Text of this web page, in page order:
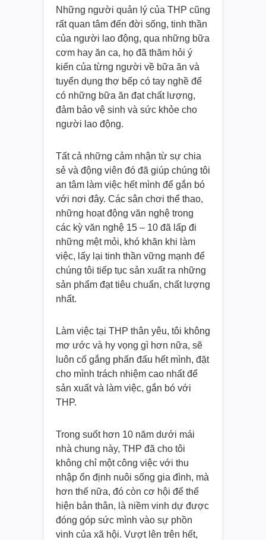
Những người quản lý của THP cũng
rất quan tâm đến đời sống, tinh thần
của người lao động, qua những bữa
cơm hay ăn ca, họ đã thăm hỏi ý
kiến của từng người về bữa ăn và
tuyển dụng thợ bếp có tay nghề để
có những bữa ăn đạt chất lượng,
đảm bảo vệ sinh và sức khỏe cho
người lao động.
Tất cả những cảm nhận từ sự chia
sẻ và động viên đó đã giúp chúng tôi
an tâm làm việc hết mình để gắn bó
với nơi đây. Các sân chơi thể thao,
những hoạt động văn nghệ trong
các kỳ văn nghệ 15 – 10 đã lấp đi
những mệt mỏi, khó khăn khi làm
việc, lấy lại tinh thần vững mạnh để
chúng tôi tiếp tục sản xuất ra những
sản phẩm đạt tiêu chuẩn, chất lượng
nhất.
Làm việc tại THP thân yêu, tôi không
mơ ước và hy vọng gì hơn nữa, sẽ
luôn cố gắng phấn đấu hết mình, đặt
cho mình trách nhiệm cao nhất để
sản xuất và làm việc, gắn bó với
THP.
Trong suốt hơn 10 năm dưới mái
nhà chung này, THP đã cho tôi
không chỉ một công việc với thu
nhập ổn định nuôi sống gia đình, mà
hơn thế nữa, đó còn cơ hội để thể
hiện bản thân, là niềm vinh dự được
đóng góp sức mình vào sự phồn
vinh của xã hội. Vượt lên trên hết,